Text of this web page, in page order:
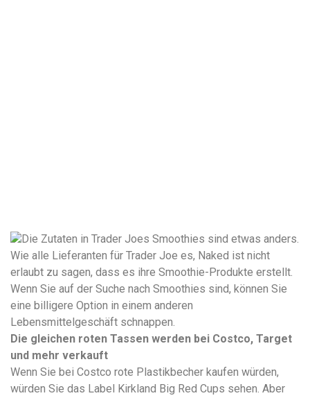
Die Zutaten in Trader Joes Smoothies sind etwas anders.
Wie alle Lieferanten für Trader Joe es, Naked ist nicht
erlaubt zu sagen, dass es ihre Smoothie-Produkte erstellt.
Wenn Sie auf der Suche nach Smoothies sind, können Sie
eine billigere Option in einem anderen
Lebensmittelgeschäft schnappen.
Die gleichen roten Tassen werden bei Costco, Target
und mehr verkauft
Wenn Sie bei Costco rote Plastikbecher kaufen würden,
würden Sie das Label Kirkland Big Red Cups sehen. Aber